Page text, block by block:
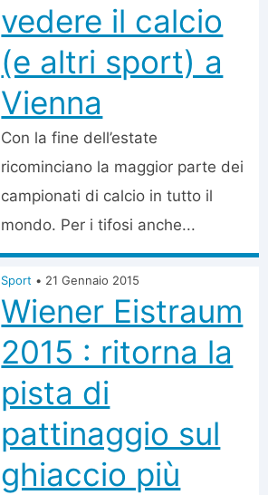
vedere il calcio
(e altri sport) a
Vienna
Con la fine dell’estate
ricominciano la maggior parte dei
campionati di calcio in tutto il
mondo. Per i tifosi anche...
Sport • 21 Gennaio 2015
Wiener Eistraum
2015 : ritorna la
pista di
pattinaggio sul
ghiaccio più